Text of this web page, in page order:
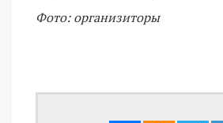
Фото: организиторы